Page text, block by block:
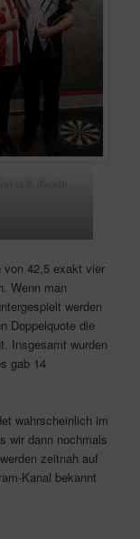
& Kevin
von 42,5 exakt vier
Wenn man
werden
Doppelquote die
Insgesamt wurden
gab 14
wahrscheinlich im
wir dann nochmals
zeitnah auf
Kanal bekannt